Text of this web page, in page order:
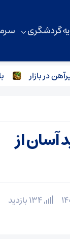
گردشگری
بازار
آسان از